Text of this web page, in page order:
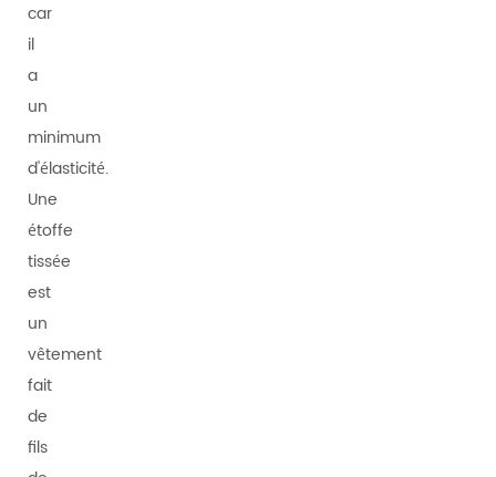
car
il
a
un
minimum
d'élasticité.
Une
étoffe
tissée
est
un
vêtement
fait
de
fils